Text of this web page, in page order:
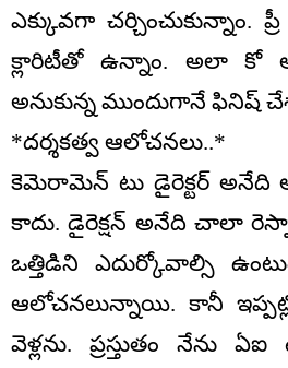
ఎక్కువగా చర్చించుకున్నాం.
క్లారిటీతో ఉన్నాం. అలా కో
అనుకున్న ముందుగానే ఫినిష్
*దర్శకత్వ ఆలోచనలు..*
కెమెరామెన్ టు డైరెక్టర్ అనేది
కాదు. డైరెక్షన్ అనేది చాలా
ఒత్తిడిని ఎదుర్కోవాల్సి
ఆలోచనలున్నాయి. కానీ
వెళ్లను. ప్రస్తుతం నేను